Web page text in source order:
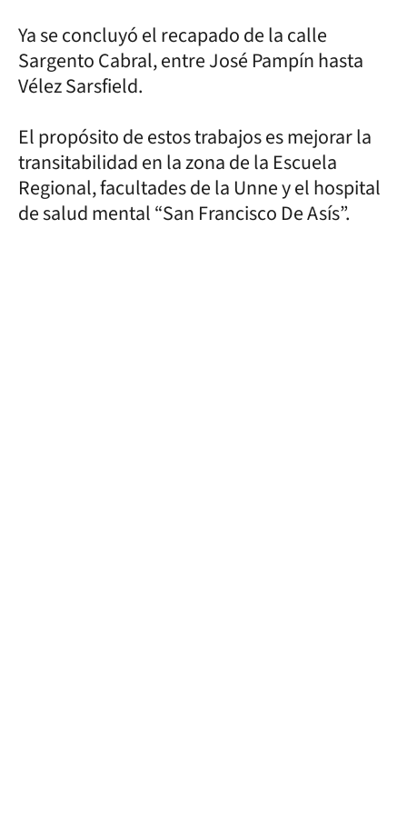
Ya se concluyó el recapado de la calle
Sargento Cabral, entre José Pampín hasta
Vélez Sarsfield.
El propósito de estos trabajos es mejorar la
transitabilidad en la zona de la Escuela
Regional, facultades de la Unne y el hospital
de salud mental “San Francisco De Asís”.